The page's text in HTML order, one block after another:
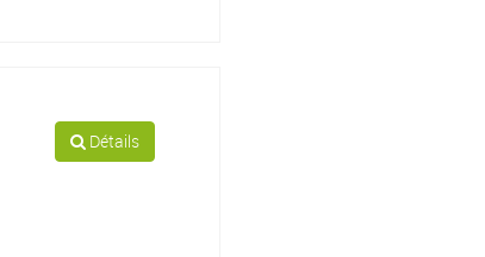
Détails